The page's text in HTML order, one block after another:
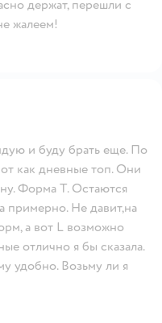
держат, перешли с
жалеем!
и буду брать еще. По
как дневные топ. Они
Форма Т. Остаются
примерно. Не давит,на
а вот L возможно
отлично я бы сказала.
удобно. Возьму ли я